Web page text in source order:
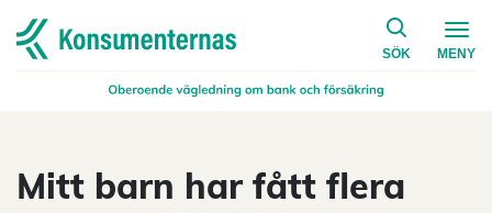
Navigera till startsidan
SÖK
på
MENY
Mitt barn har fått flera